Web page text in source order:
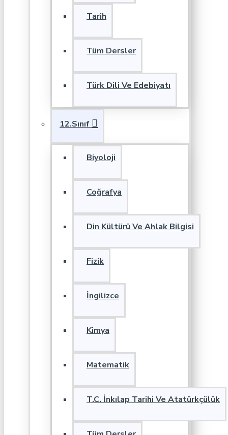
Tarih
Tüm Dersler
Türk Dili Ve Edebiyatı
12.Sınıf
Biyoloji
Coğrafya
Din Kültürü Ve Ahlak Bilgisi
Fizik
İngilizce
Kimya
Matematik
T.C. İnkılap Tarihi Ve Atatürkçülük